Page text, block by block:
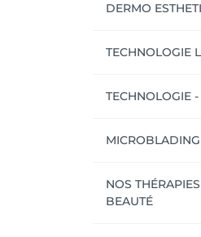
DERMO
TECHNOLOGIE
TECHNOLOGIE
NOS
BEAUTÉ